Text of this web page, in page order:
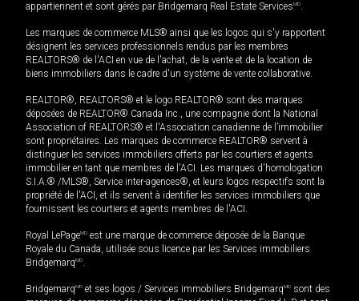
appartiennent et sont gérés par Bridgemarq Real Estate ServicesMD.
Les marques de commerce MLS® ainsi que les logos qui s'y rapportent
désignent les services professionnels rendus par les membres
REALTORS® de l'ACI en vue de l'achat, de la vente et de la location de
biens immobiliers dans le cadre d'un système de vente collaborative.
REALTOR®, REALTORS® et le logo REALTOR® sont des marques
déposées de REALTOR® Canada Inc., une compagnie dont la National
Association of REALTORS® et l'Association canadienne de l’immobilier
sont propriétaires. Les marques de commerce REALTOR® servent à
distinguer les services immobiliers offerts par les courtiers et agents
immobilier en tant que membres de l'ACI. Les marques d'homologation
S.I.A.® /MLS®, Service inter-agences®, et leurs logos respectifs sont la
propriété de l'ACI, et ils servent à identifier les services immobiliers que
fournissent les courtiers et agents membres de l'ACI.
Royal LePageMD est une marque de commerce déposée de la Banque
Royale du Canada, utilisée sous licence par les Services immobiliers
BridgemarqMD.
BridgemarqMD et ses logos / Services immobiliers BridgemarqMD sont des